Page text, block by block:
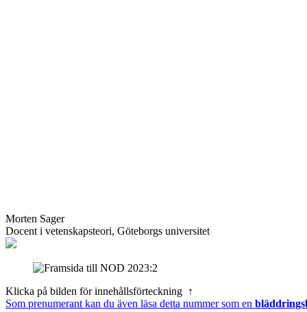
Morten Sager
Docent i vetenskapsteori, Göteborgs universitet
Klicka på bilden för innehållsförteckning ↑
Som prenumerant kan du även läsa detta nummer som en